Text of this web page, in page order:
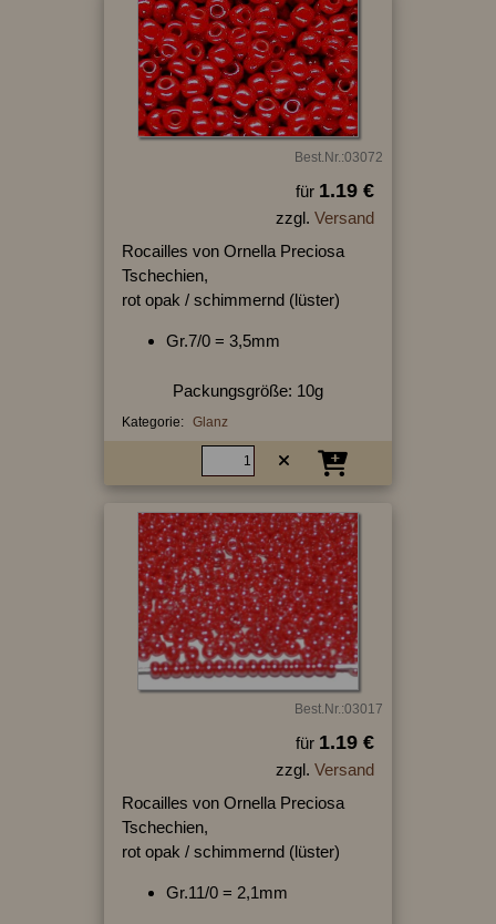
Best.Nr.:03072
für 1.19 €
zzgl. Versand
Rocailles von Ornella Preciosa
Tschechien,
rot opak / schimmernd (lüster)
Gr.7/0 = 3,5mm
Packungsgröße: 10g
Kategorie: Glanz
Best.Nr.:03017
für 1.19 €
zzgl. Versand
Rocailles von Ornella Preciosa
Tschechien,
rot opak / schimmernd (lüster)
Gr.11/0 = 2,1mm